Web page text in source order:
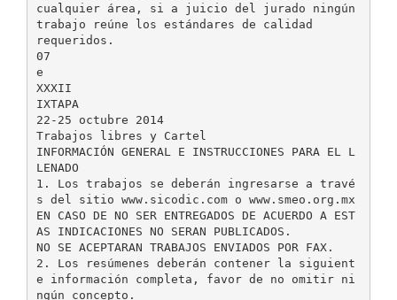
cualquier área, si a juicio del jurado ningún
trabajo reúne los estándares de calidad
requeridos.
07
e
XXXII
IXTAPA
22-25 octubre 2014
Trabajos libres y Cartel
INFORMACIÓN GENERAL E INSTRUCCIONES PARA EL L
LENADO
1. Los trabajos se deberán ingresarse a travé
s del sitio www.sicodic.com o www.smeo.org.mx
EN CASO DE NO SER ENTREGADOS DE ACUERDO A EST
AS INDICACIONES NO SERAN PUBLICADOS.
NO SE ACEPTARAN TRABAJOS ENVIADOS POR FAX.
2. Los resúmenes deberán contener la siguient
e información completa, favor de no omitir ni
ngún concepto.